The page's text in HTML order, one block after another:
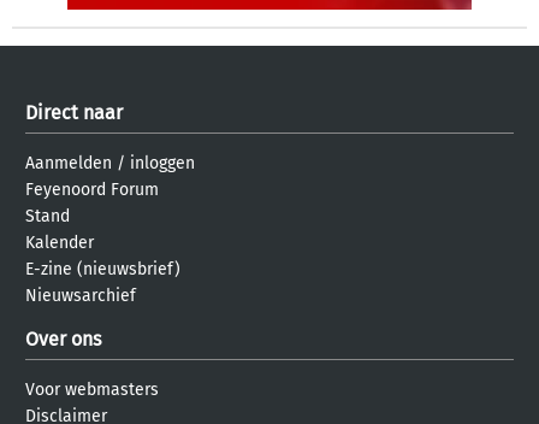
Direct naar
Aanmelden / inloggen
Feyenoord Forum
Stand
Kalender
E-zine (nieuwsbrief)
Nieuwsarchief
Over ons
Voor webmasters
Disclaimer